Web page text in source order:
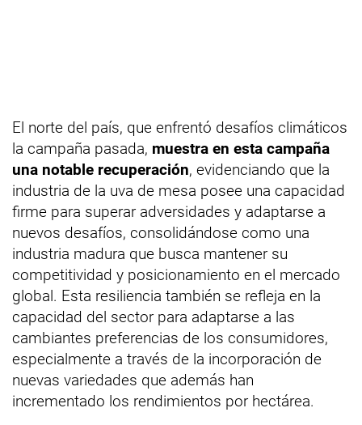
El norte del país, que enfrentó desafíos climáticos
la campaña pasada, muestra en esta campaña
una notable recuperación, evidenciando que la
industria de la uva de mesa posee una capacidad
firme para superar adversidades y adaptarse a
nuevos desafíos, consolidándose como una
industria madura que busca mantener su
competitividad y posicionamiento en el mercado
global. Esta resiliencia también se refleja en la
capacidad del sector para adaptarse a las
cambiantes preferencias de los consumidores,
especialmente a través de la incorporación de
nuevas variedades que además han
incrementado los rendimientos por hectárea.